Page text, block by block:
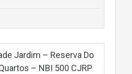
Jardim – Reserva Do
– NBI 500 CJRP